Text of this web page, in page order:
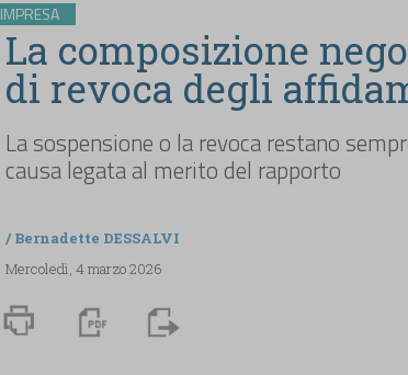
IMPRESA
La composizione
di revoca degli
La sospensione o la revoca restano
causa legata al merito del rapporto
/ Bernadette DESSALVI
Mercoledì, 4 marzo 2026